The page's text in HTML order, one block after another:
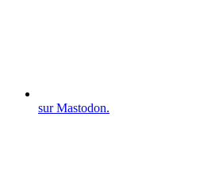
sur Mastodon.